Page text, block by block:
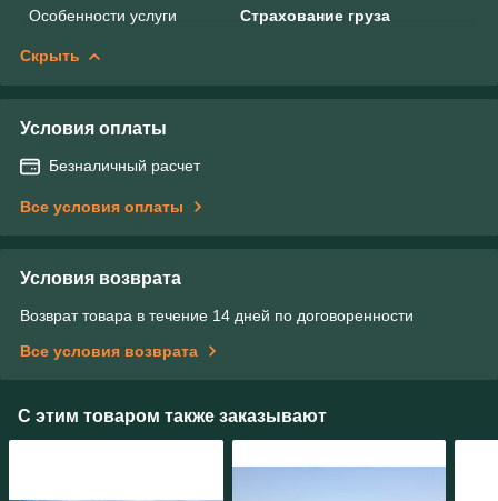
Особенности услуги Страхование груза
Скрыть
Условия оплаты
Безналичный расчет
Все условия оплаты
Условия возврата
Возврат товара в течение 14 дней по договоренности
Все условия возврата
С этим товаром также заказывают